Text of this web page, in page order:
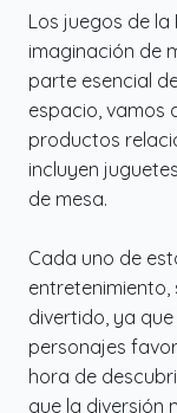
Los juegos de
imaginación de
parte esencial
espacio, vamos
productos
incluyen
de mesa.
Cada uno de
divertido, ya
personajes
hora de
que la diversión